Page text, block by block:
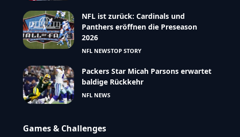
NFL ist zurück: Cardinals und
Panthers eröffnen die Preseason
2026
NFL NEWSTOP STORY
Packers Star Micah Parsons erwartet
baldige Rückkehr
NFL NEWS
Games & Challenges